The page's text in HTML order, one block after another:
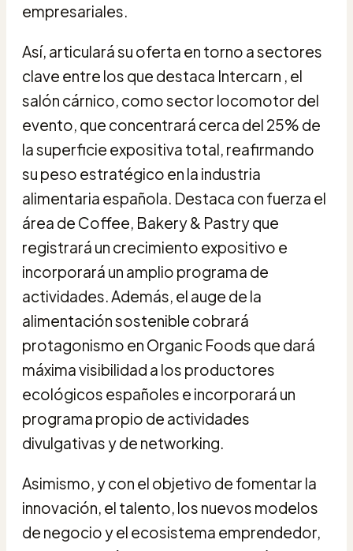
empresariales.
Así, articulará su oferta en torno a sectores
clave entre los que destaca Intercarn , el
salón cárnico, como sector locomotor del
evento, que concentrará cerca del 25% de
la superficie expositiva total, reafirmando
su peso estratégico en la industria
alimentaria española. Destaca con fuerza el
área de Coffee, Bakery & Pastry que
registrará un crecimiento expositivo e
incorporará un amplio programa de
actividades. Además, el auge de la
alimentación sostenible cobrará
protagonismo en Organic Foods que dará
máxima visibilidad a los productores
ecológicos españoles e incorporará un
programa propio de actividades
divulgativas y de networking.
Asimismo, y con el objetivo de fomentar la
innovación, el talento, los nuevos modelos
de negocio y el ecosistema emprendedor,